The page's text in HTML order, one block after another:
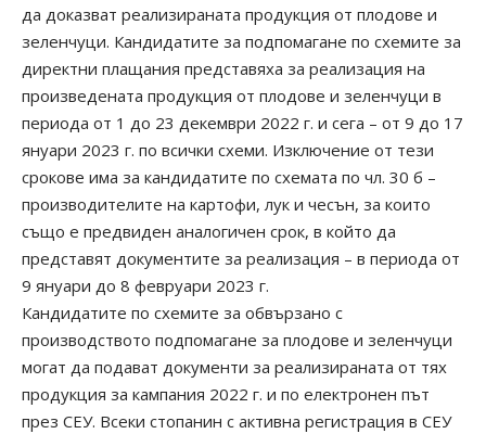
да доказват реализираната продукция от плодове и
зеленчуци. Кандидатите за подпомагане по схемите за
директни плащания представяха за реализация на
произведената продукция от плодове и зеленчуци в
периода от 1 до 23 декември 2022 г. и сега – от 9 до 17
януари 2023 г. по всички схеми. Изключение от тези
срокове има за кандидатите по схемата по чл. 30 б –
производителите на картофи, лук и чесън, за които
също е предвиден аналогичен срок, в който да
представят документите за реализация – в периода от
9 януари до 8 февруари 2023 г.
Кандидатите по схемите за обвързано с
производството подпомагане за плодове и зеленчуци
могат да подават документи за реализираната от тях
продукция за кампания 2022 г. и по електронен път
през СЕУ. Всеки стопанин с активна регистрация в СЕУ